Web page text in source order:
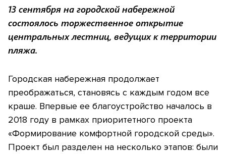
13 сентября на городской набережной
состоялось торжественное открытие
центральных лестниц, ведущих к территории
пляжа.
Городская набережная продолжает
преображаться, становясь с каждым годом все
краше. Впервые ее благоустройство началось в
2018 году в рамках приоритетного проекта
«Формирование комфортной городской среды».
Проект был разделен на несколько этапов: были